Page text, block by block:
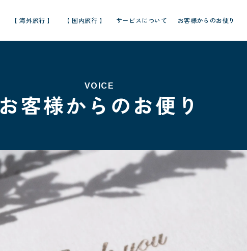
【 海外旅行 】 【 国内旅行 】 サービスについて お客様からのお便り
VOICE
お客様からのお便り